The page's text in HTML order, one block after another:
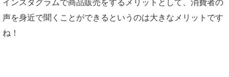
インスタグラムで商品販売をするメリットとして、消費者の
声を身近で聞くことができるというのは大きなメリットです
ね！